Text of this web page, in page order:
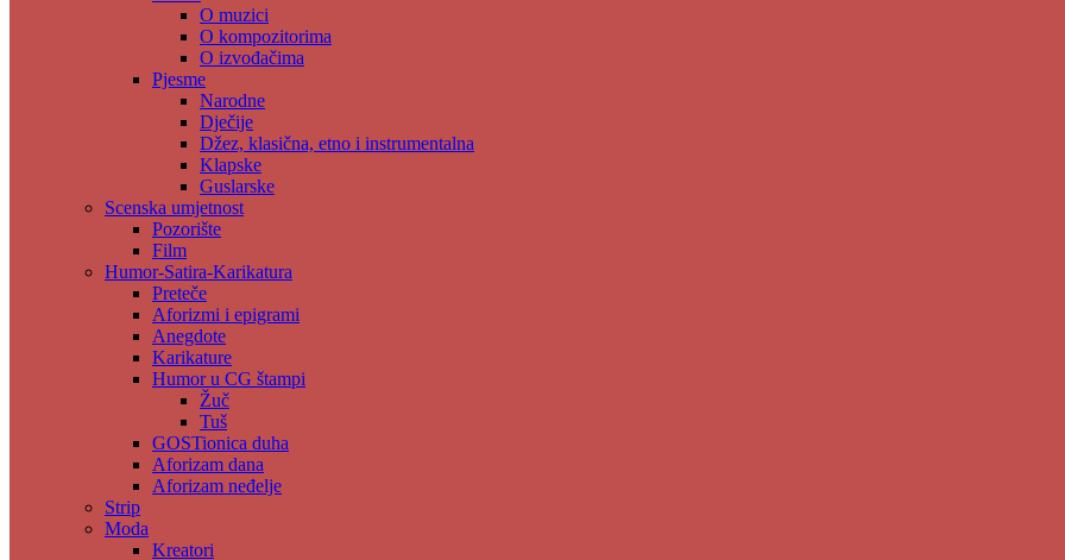
O muzici
O kompozitorima
O izvođačima
Pjesme
Narodne
Dječije
Džez, klasična, etno i instrumentalna
Klapske
Guslarske
Scenska umjetnost
Pozorište
Film
Humor-Satira-Karikatura
Preteče
Aforizmi i epigrami
Anegdote
Karikature
Humor u CG štampi
Žuč
Tuš
GOSTionica duha
Aforizam dana
Aforizam neđelje
Strip
Moda
Kreatori